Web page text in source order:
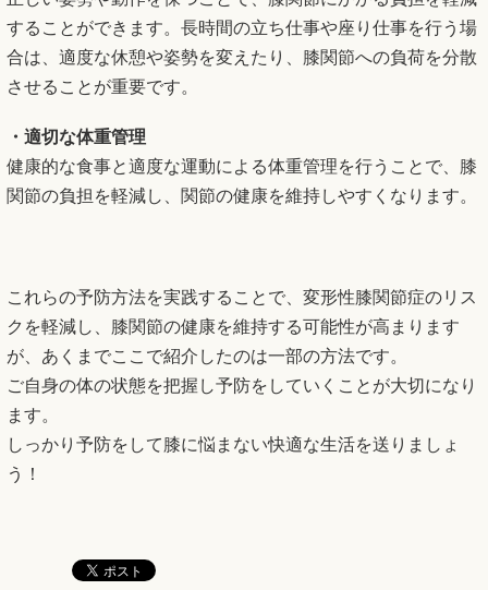
することができます。長時間の立ち仕事や座り仕事を行う場
合は、適度な休憩や姿勢を変えたり、膝関節への負荷を分散
させることが重要です。
・適切な体重管理
健康的な食事と適度な運動による体重管理を行うことで、膝
関節の負担を軽減し、関節の健康を維持しやすくなります。
これらの予防方法を実践することで、変形性膝関節症のリス
クを軽減し、膝関節の健康を維持する可能性が高まります
が、あくまでここで紹介したのは一部の方法です。
ご自身の体の状態を把握し予防をしていくことが大切になり
ます。
しっかり予防をして膝に悩まない快適な生活を送りましょ
う！